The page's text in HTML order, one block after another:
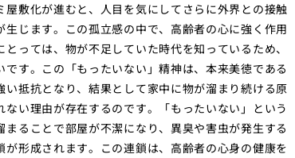
敷化が進むと、人目を気にしてさらに外界との接触
じます。この孤立感の中で、高齢者の心に強く作用
っては、物が不足していた時代を知っているため、
す。この「もったいない」精神は、本来美徳である
抵抗となり、結果として家中に物が溜まり続ける原
い理由が存在するのです。「もったいない」という
ることで部屋が不潔になり、異臭や害虫が発生する
形成されます。この連鎖は、高齢者の心身の健康を